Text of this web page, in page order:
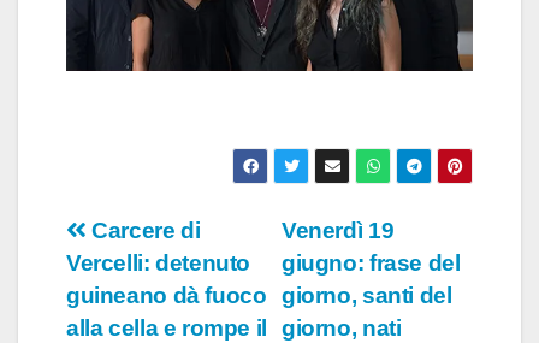
Navigazione
articoli
Venerdì 19
giugno: frase del
giorno, santi del
giorno, nati
Carcere di
Vercelli: detenuto
guineano dà fuoco
alla cella e rompe il